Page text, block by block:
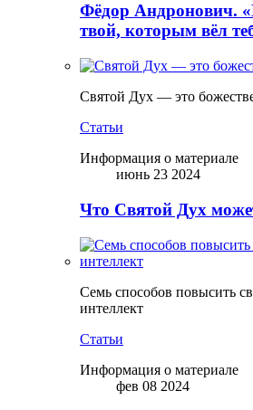
Фёдор Андронович.
твой, которым вёл
Святой Дух — это
Статьи
Информация о материале
июнь 23 2024
Что Святой Дух
Семь способов повысить
интеллект
Статьи
Информация о материале
фев 08 2024